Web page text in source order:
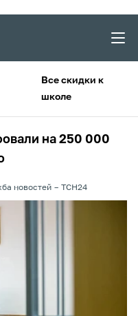
Все скидки к
школе
на 250 000
новостей ТСН24